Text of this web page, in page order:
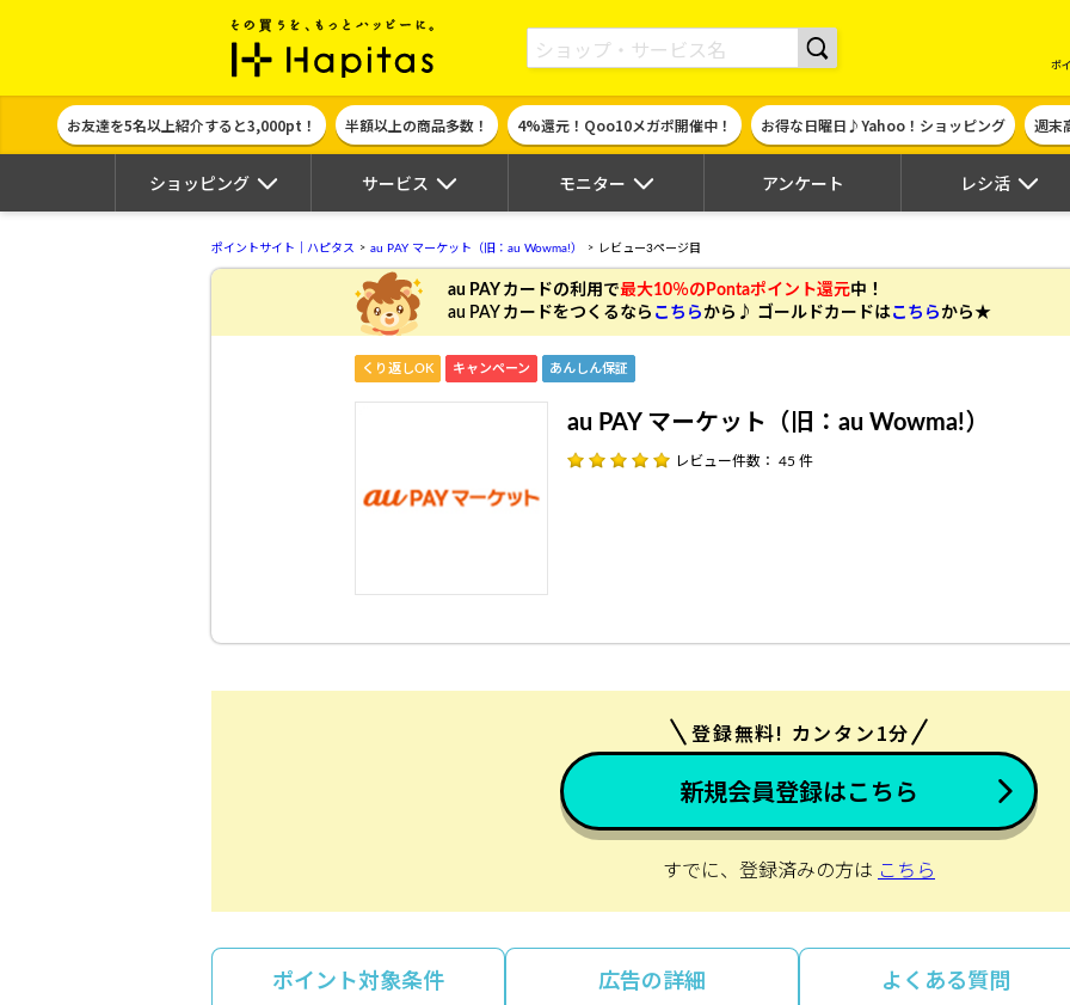
ポイント貯めて現金やギフト券に交換できるポイントサイト | ハピタス
ポ
お友達を5名以上紹介すると3,000pt！ 半額以上の商品多数！ 4%還元！Qoo10メガポ開催中！ お得な日曜日♪Yahoo！ショッピング 週末
ショッピング サービス モニター アンケート レシ活
ポイントサイト｜ハピタス au PAY マーケット（旧：au Wowma!） レビュー3ページ目
au PAY カードの利用 で最大10％のPontaポイント還元中！
au PAY カードをつくるなら こちらから♪ ゴールドカードはこちらから★
くり返しOK キャンペーン あんしん保証
au PAY マーケット（旧：au Wowma!）
レビュー件数： 45 件
登録無料! カンタン1分
新規会員登録はこちら
すでに、登録済みの方は こちら
ポイント対象条件 広告の詳細 よくある質問